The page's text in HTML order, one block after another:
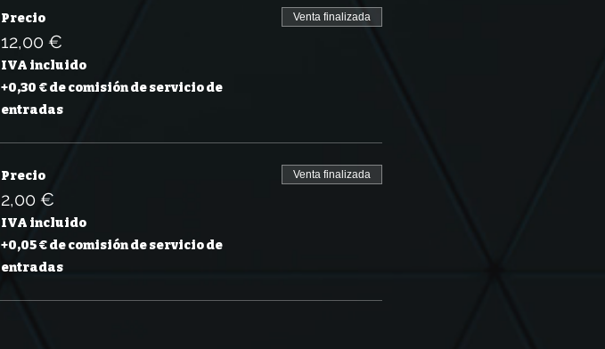
Precio
12,00 €
IVA incluido
+0,30 € de comisión de servicio de
entradas
Venta finalizada
Precio
2,00 €
IVA incluido
+0,05 € de comisión de servicio de
entradas
Venta finalizada